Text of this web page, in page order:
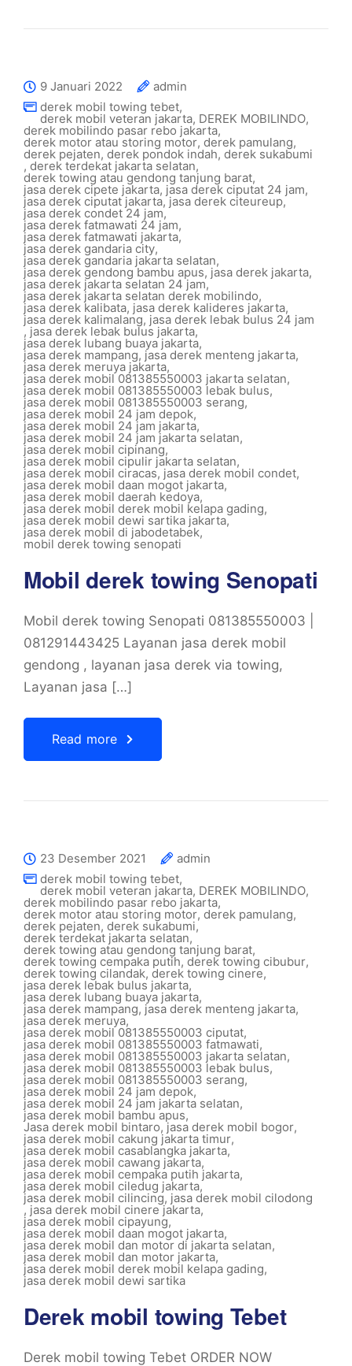
9 Januari 2022
admin
derek mobil towing tebet,
derek mobil veteran jakarta, DEREK MOBILINDO,
derek mobilindo pasar rebo jakarta,
derek motor atau storing motor, derek pamulang,
derek pejaten, derek pondok indah, derek sukabumi
, derek terdekat jakarta selatan,
derek towing atau gendong tanjung barat,
jasa derek cipete jakarta, jasa derek ciputat 24 jam,
jasa derek ciputat jakarta,jasa derek citeureup,
jasa derek condet 24 jam,
jasa derek fatmawati 24 jam,
jasa derek fatmawati jakarta,
jasa derek gandaria city,
jasa derek gandaria jakarta selatan,
jasa derek gendong bambu apus, jasa derek jakarta,
jasa derek jakarta selatan 24 jam,
jasa derek jakarta selatan derek mobilindo,
jasa derek kalibata, jasa derek kalideres jakarta,
jasa derek kalimalang, jasa derek lebak bulus 24 jam
, jasa derek lebak bulus jakarta,
jasa derek lubang buaya jakarta,
jasa derek mampang, jasa derek menteng jakarta,
jasa derek meruya jakarta,
jasa derek mobil 081385550003 jakarta selatan,
jasa derek mobil 081385550003 lebak bulus,
jasa derek mobil 081385550003 serang,
jasa derek mobil 24 jam depok,
jasa derek mobil 24 jam jakarta,
jasa derek mobil 24 jam jakarta selatan,
jasa derek mobil cipinang,
jasa derek mobil cipulir jakarta selatan,
jasa derek mobil ciracas, jasa derek mobil condet,
jasa derek mobil daan mogot jakarta,
jasa derek mobil daerah kedoya,
jasa derek mobil derek mobil kelapa gading,
jasa derek mobil dewi sartika jakarta,
jasa derek mobil di jabodetabek,
mobil derek towing senopati
Mobil derek towing Senopati
Mobil derek towing Senopati 081385550003 |
081291443425 Layanan jasa derek mobil
gendong , layanan jasa derek via towing,
Layanan jasa […]
Read more
23 Desember 2021
admin
derek mobil towing tebet,
derek mobil veteran jakarta, DEREK MOBILINDO,
derek mobilindo pasar rebo jakarta,
derek motor atau storing motor, derek pamulang,
derek pejaten, derek sukabumi,
derek terdekat jakarta selatan,
derek towing atau gendong tanjung barat,
derek towing cempaka putih, derek towing cibubur,
derek towing cilandak, derek towing cinere,
jasa derek lebak bulus jakarta,
jasa derek lubang buaya jakarta,
jasa derek mampang, jasa derek menteng jakarta,
jasa derek meruya,
jasa derek mobil 081385550003 ciputat,
jasa derek mobil 081385550003 fatmawati,
jasa derek mobil 081385550003 jakarta selatan,
jasa derek mobil 081385550003 lebak bulus,
jasa derek mobil 081385550003 serang,
jasa derek mobil 24 jam depok,
jasa derek mobil 24 jam jakarta selatan,
jasa derek mobil bambu apus,
Jasa derek mobil bintaro,jasa derek mobil bogor,
jasa derek mobil cakung jakarta timur,
jasa derek mobil casablangka jakarta,
jasa derek mobil cawang jakarta,
jasa derek mobil cempaka putih jakarta,
jasa derek mobil ciledug jakarta,
jasa derek mobil cilincing, jasa derek mobil cilodong
, jasa derek mobil cinere jakarta,
jasa derek mobil cipayung,
jasa derek mobil daan mogot jakarta,
jasa derek mobil dan motor di jakarta selatan,
jasa derek mobil dan motor jakarta,
jasa derek mobil derek mobil kelapa gading,
jasa derek mobil dewi sartika
Derek mobil towing Tebet
Derek mobil towing Tebet ORDER NOW